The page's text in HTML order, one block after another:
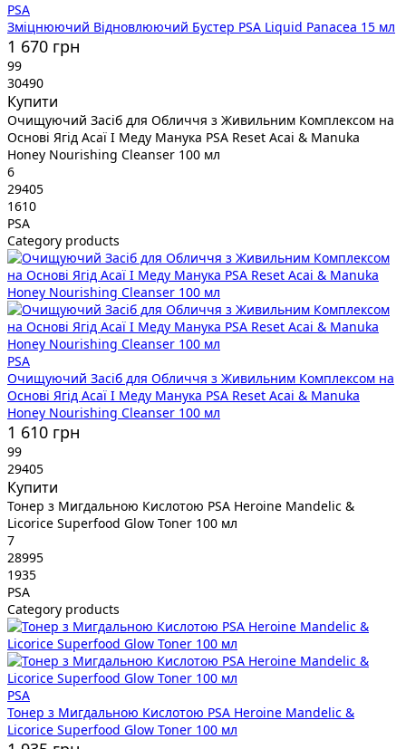
PSA
Зміцнюючий Відновлюючий Бустер PSA Liquid Panacea 15 мл
1 670 грн
99
30490
Купити
Очищуючий Засіб для Обличчя з Живильним Комплексом на
Основі Ягід Асаї І Меду Манука PSA Reset Acai & Manuka
Honey Nourishing Cleanser 100 мл
6
29405
1610
PSA
Category products
PSA
Очищуючий Засіб для Обличчя з Живильним Комплексом на
Основі Ягід Асаї І Меду Манука PSA Reset Acai & Manuka
Honey Nourishing Cleanser 100 мл
1 610 грн
99
29405
Купити
Тонер з Мигдальною Кислотою PSA Heroine Mandelic &
Licorice Superfood Glow Toner 100 мл
7
28995
1935
PSA
Category products
PSA
Тонер з Мигдальною Кислотою PSA Heroine Mandelic &
Licorice Superfood Glow Toner 100 мл